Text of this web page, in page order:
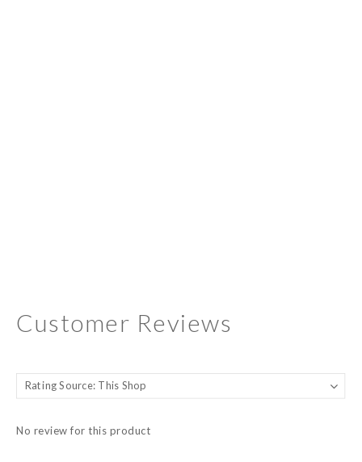
Customer Reviews
No review for this product